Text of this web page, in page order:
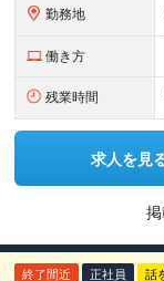
勤務地
働き方
残業時間
求人を見
掲
終了間近 正社員 話